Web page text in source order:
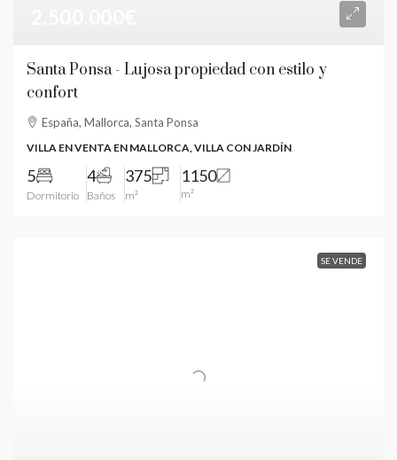
Santa Ponsa - Lujosa propiedad con estilo y
confort
España, Mallorca, Santa Ponsa
VILLA EN VENTA EN MALLORCA, VILLA CON JARDÍN
5
Dormitorio
4
Baños
375
m²
1150
m²
SE VENDE